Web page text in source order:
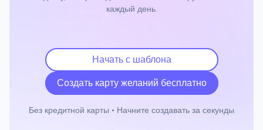
каждый день.
Начать с шаблона
Создать карту желаний бесплатно
Без кредитной карты • Начните создавать за секунды